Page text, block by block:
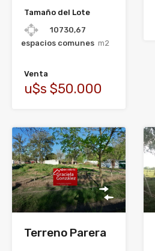
Tamaño del Lote
10730,67
espacios comunes m2
Venta
u$s $50.000
Terreno Parera